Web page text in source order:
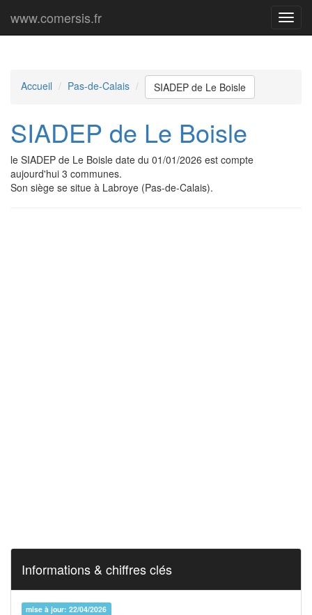
Menu
www.comersis.fr
Accueil Pas-de-Calais SIADEP de Le Boisle
SIADEP de Le Boisle
le SIADEP de Le Boisle date du 01/01/2026 est compte
aujourd'hui 3 communes.
Son siège se situe à Labroye (Pas-de-Calais).
Informations & chiffres clés
mise à jour: 22/04/2026